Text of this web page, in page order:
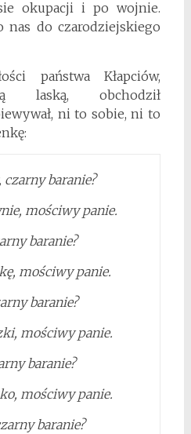
okupacji i po wojnie.
nas do czarodziejskiego
państwa Kłapciów,
laską, obchodził
ni to sobie, ni to
czarny baranie?
mościwy panie.
baranie?
mościwy panie.
baranie?
mościwy panie.
baranie?
mościwy panie.
baranie?